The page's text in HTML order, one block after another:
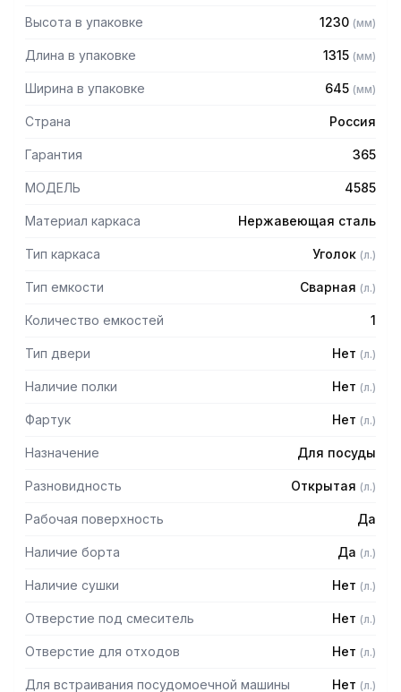
Высота в упаковке 1230 (мм)
Длина в упаковке 1315 (мм)
Ширина в упаковке 645 (мм)
Страна Россия
Гарантия 365
МОДЕЛЬ 4585
Материал каркаса Нержавеющая сталь
Тип каркаса Уголок (л.)
Тип емкости Сварная (л.)
Количество емкостей 1
Тип двери Нет (л.)
Наличие полки Нет (л.)
Фартук Нет (л.)
Назначение Для посуды
Разновидность Открытая (л.)
Рабочая поверхность Да
Наличие борта Да (л.)
Наличие сушки Нет (л.)
Отверстие под смеситель Нет (л.)
Отверстие для отходов Нет (л.)
Для встраивания посудомоечной машины Нет (л.)